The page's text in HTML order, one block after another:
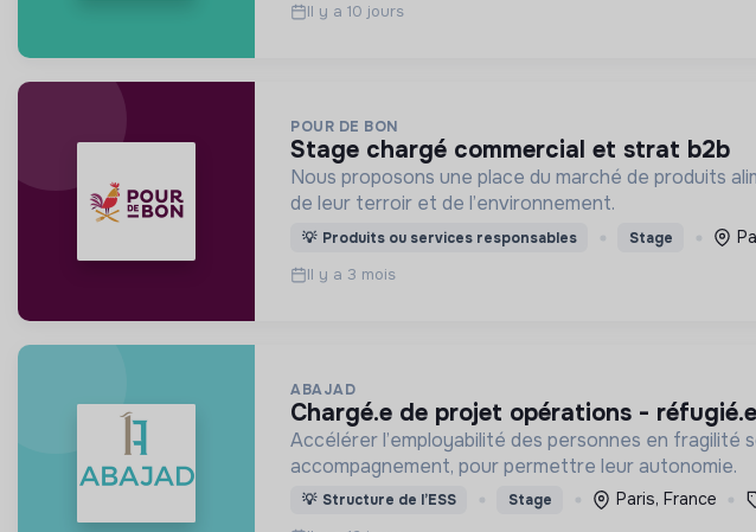
Il y a 10 jours
POUR DE BON
stage chargé commercial et strat b2b
Nous proposons une place du marché de produits
de leur terroir et de l’environnement.
💡 Produits ou services responsables Stage
Il y a 3 mois
ABAJAD
chargé.e de projet opérations -
Accélérer l’employabilité des personnes en
accompagnement, pour permettre leur autonomie.
💡 Structure de l’ESS Stage Paris, France